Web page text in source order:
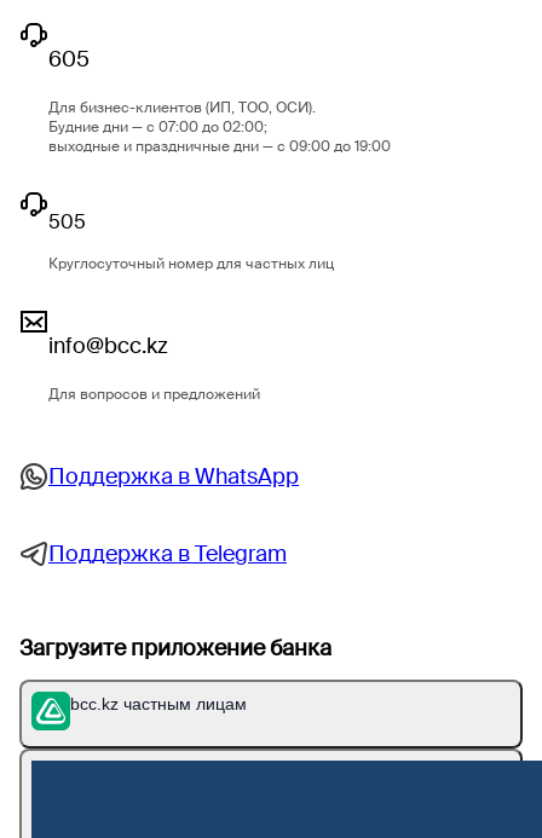
605
Для бизнес-клиентов (ИП, ТОО, ОСИ).
Будние дни — с 07:00 до 02:00;
выходные и праздничные дни — с 09:00 до 19:00
505
Круглосуточный номер для частных лиц
info@bcc.kz
Для вопросов и предложений
Поддержка в WhatsApp
Поддержка в Telegram
Загрузите приложение банка
bcc.kz частным лицам